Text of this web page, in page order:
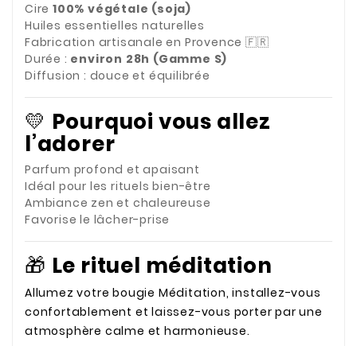
Cire 100% végétale (soja)
Huiles essentielles naturelles
Fabrication artisanale en Provence 🇫🇷
Durée : environ 28h (Gamme S)
Diffusion : douce et équilibrée
💛 Pourquoi vous allez
l’adorer
Parfum profond et apaisant
Idéal pour les rituels bien-être
Ambiance zen et chaleureuse
Favorise le lâcher-prise
🎁 Le rituel méditation
Allumez votre bougie Méditation, installez-vous
confortablement et laissez-vous porter par une
atmosphère calme et harmonieuse.